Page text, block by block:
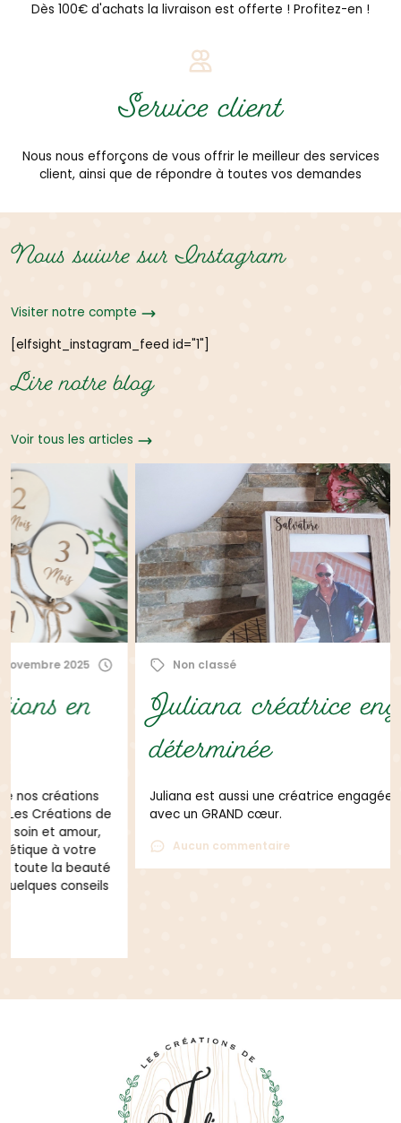
Dès 100€ d'achats la livraison est offerte ! Profitez-en !
Service client
Nous nous efforçons de vous offrir le meilleur des services
client, ainsi que de répondre à toutes vos demandes
Nous suivre sur Instagram
Visiter notre compte
[elfsight_instagram_feed id="1"]
Lire notre blog
Voir tous les articles
Non classé
Juliana créatrice engagée et
déterminée
Juliana est aussi une créatrice engagée et déterminée
avec un GRAND cœur.
Aucun commentaire